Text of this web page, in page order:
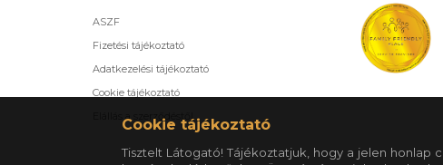
ASZF
Fizetési tájékoztató
Adatkezelési tájékoztató
Cookie tájékoztató
Elállás a szerződéstől
Cookie tájékoztató
Tisztelt Látogató! Tájékoztatjuk, hogy a jelen honlap